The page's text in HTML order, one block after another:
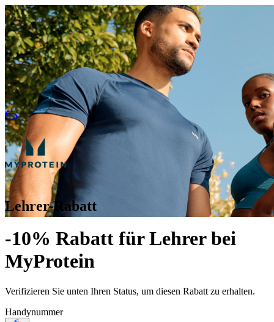
Lehrer-Rabatt
-10% Rabatt für Lehrer bei
MyProtein
Verifizieren Sie unten Ihren Status, um diesen Rabatt zu erhalten.
Handynummer